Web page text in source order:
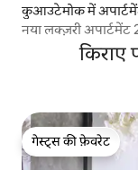
कुआउटेमोक में
नया लक्ज़री अपार्टमेंट
किराए
गेस्ट्स की फ़ेवरेट
गेस्ट्स की फ़ेवरेट